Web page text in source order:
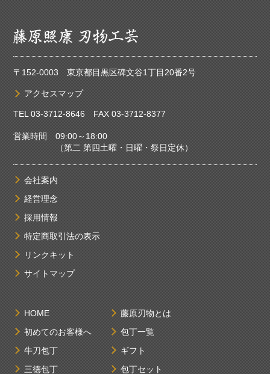
〒152-0003 東京都目黒区碑文谷1丁目20番2号
アクセスマップ
TEL03-3712-8646FAX 03-3712-8377
営業時間 09:00～18:00
（第二 第四土曜・日曜・祭日定休）
会社案内
経営理念
採用情報
特定商取引法の表示
リンクキット
サイトマップ
HOME
初めてのお客様へ
牛刀包丁
三徳包丁
藤原刃物とは
包丁一覧
ギフト
包丁セット